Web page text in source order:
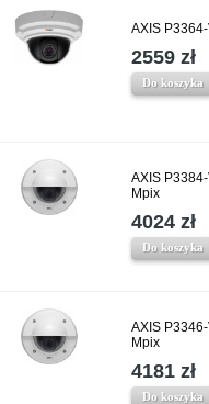
AXIS
2559 zł
Do koszyka
AXIS
Mpix
4024 zł
Do koszyka
AXIS
Mpix
4181 zł
Do koszyka